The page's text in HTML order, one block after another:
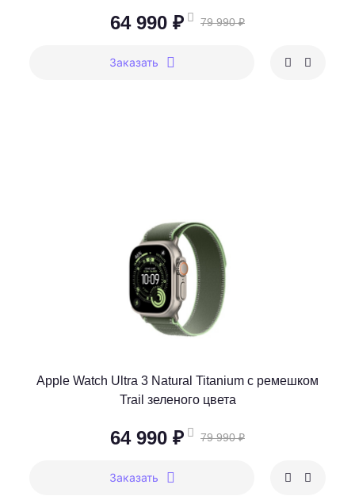
64 990 ₽ 79 990 ₽
Заказать
Apple Watch Ultra 3 Natural Titanium c ремешком
Trail зеленого цвета
64 990 ₽ 79 990 ₽
Заказать